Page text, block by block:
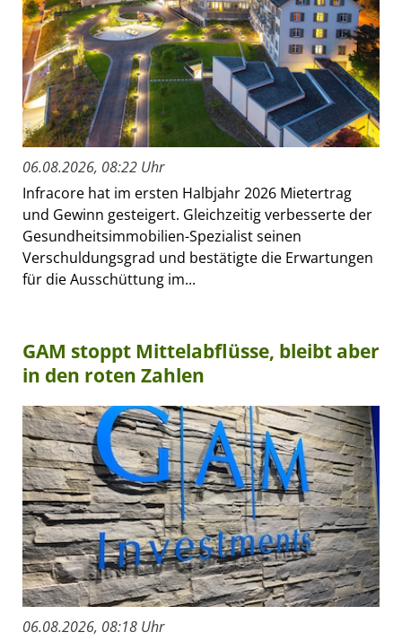
06.08.2026, 08:22 Uhr
Infracore hat im ersten Halbjahr 2026 Mietertrag
und Gewinn gesteigert. Gleichzeitig verbesserte der
Gesundheitsimmobilien-Spezialist seinen
Verschuldungsgrad und bestätigte die Erwartungen
für die Ausschüttung im...
GAM stoppt Mittelabflüsse, bleibt aber
in den roten Zahlen
06.08.2026, 08:18 Uhr